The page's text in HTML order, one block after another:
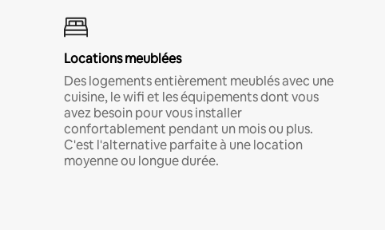
Locations meublées
Des logements entièrement meublés avec une
cuisine, le wifi et les équipements dont vous
avez besoin pour vous installer
confortablement pendant un mois ou plus.
C'est l'alternative parfaite à une location
moyenne ou longue durée.